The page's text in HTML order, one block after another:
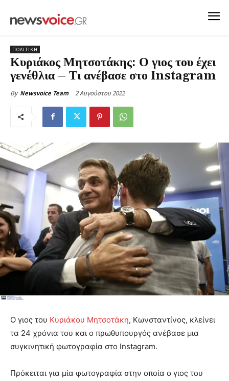
ΠΟΛΙΤΙΚΗ
Κυριάκος Μητσοτάκης: Ο γιος του έχει
γενέθλια – Τι ανέβασε στο Instagram
By Newsvoice Team 2 Αυγούστου 2022
Ο γιος του Κυριάκου Μητσοτάκη, Κωνσταντίνος, κλείνει
τα 24 χρόνια του και ο πρωθυπουργός ανέβασε μια
συγκινητική φωτογραφία στο Instagram.
Πρόκειται για μία φωτογραφία στην οποία ο γιος του